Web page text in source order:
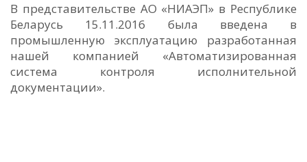
В представительстве АО «НИАЭП» в Республике
Беларусь 15.11.2016 была введена в
промышленную эксплуатацию разработанная
нашей компанией «Автоматизированная
система контроля исполнительной
документации».